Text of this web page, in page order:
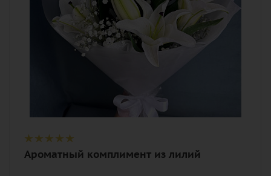
дизайнерская упаковка
Ароматный комплимент из лилий